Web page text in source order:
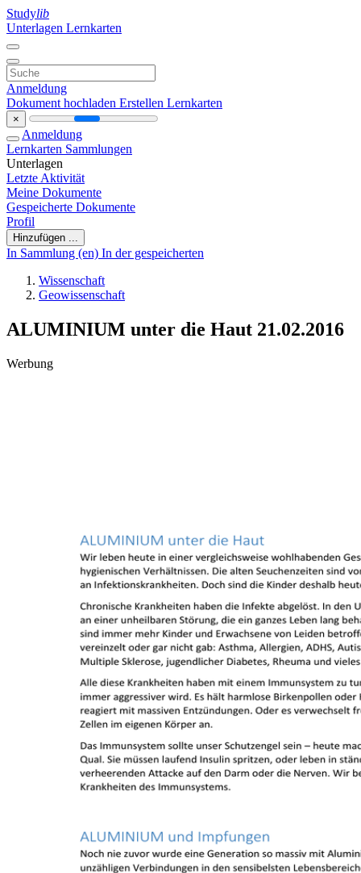
Studylib
Unterlagen Lernkarten
Anmeldung
Dokument hochladen Erstellen Lernkarten
×
Anmeldung
Lernkarten Sammlungen
Unterlagen
Letzte Aktivität
Meine Dokumente
Gespeicherte Dokumente
Profil
Hinzufügen ...
In Sammlung (en) In der gespeicherten
Wissenschaft
Geowissenschaft
ALUMINIUM unter die Haut 21.02.2016
Werbung